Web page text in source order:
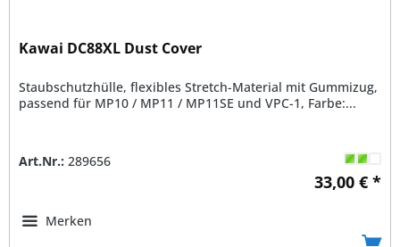
Kawai DC88XL Dust Cover
Staubschutzhülle, flexibles Stretch-Material mit Gummizug,
passend für MP10 / MP11 / MP11SE und VPC-1, Farbe:...
Art.Nr.: 289656
33,00 € *
Merken